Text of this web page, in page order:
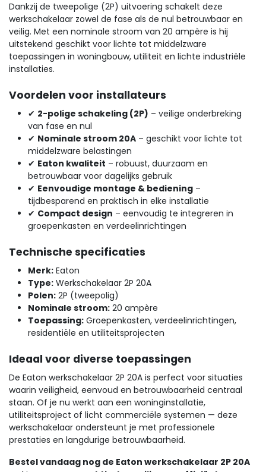
Dankzij de tweepolige (2P) uitvoering schakelt deze
werkschakelaar zowel de fase als de nul betrouwbaar en
veilig. Met een nominale stroom van 20 ampère is hij
uitstekend geschikt voor lichte tot middelzware
toepassingen in woningbouw, utiliteit en lichte industriële
installaties.
Voordelen voor installateurs
✔ 2-polige schakeling (2P) – veilige onderbreking
van fase en nul
✔ Nominale stroom 20A – geschikt voor lichte tot
middelzware belastingen
✔ Eaton kwaliteit – robuust, duurzaam en
betrouwbaar voor dagelijks gebruik
✔ Eenvoudige montage & bediening –
tijdbesparend en praktisch in elke installatie
✔ Compact design – eenvoudig te integreren in
groepenkasten en verdeelinrichtingen
Technische specificaties
Merk: Eaton
Type: Werkschakelaar 2P 20A
Polen: 2P (tweepolig)
Nominale stroom: 20 ampère
Toepassing: Groepenkasten, verdeelinrichtingen,
residentiële en utiliteitsprojecten
Ideaal voor diverse toepassingen
De Eaton werkschakelaar 2P 20A is perfect voor situaties
waarin veiligheid, eenvoud en betrouwbaarheid centraal
staan. Of je nu werkt aan een woninginstallatie,
utiliteitsproject of licht commerciële systemen — deze
werkschakelaar ondersteunt je met professionele
prestaties en langdurige betrouwbaarheid.
Bestel vandaag nog de Eaton werkschakelaar 2P 20A